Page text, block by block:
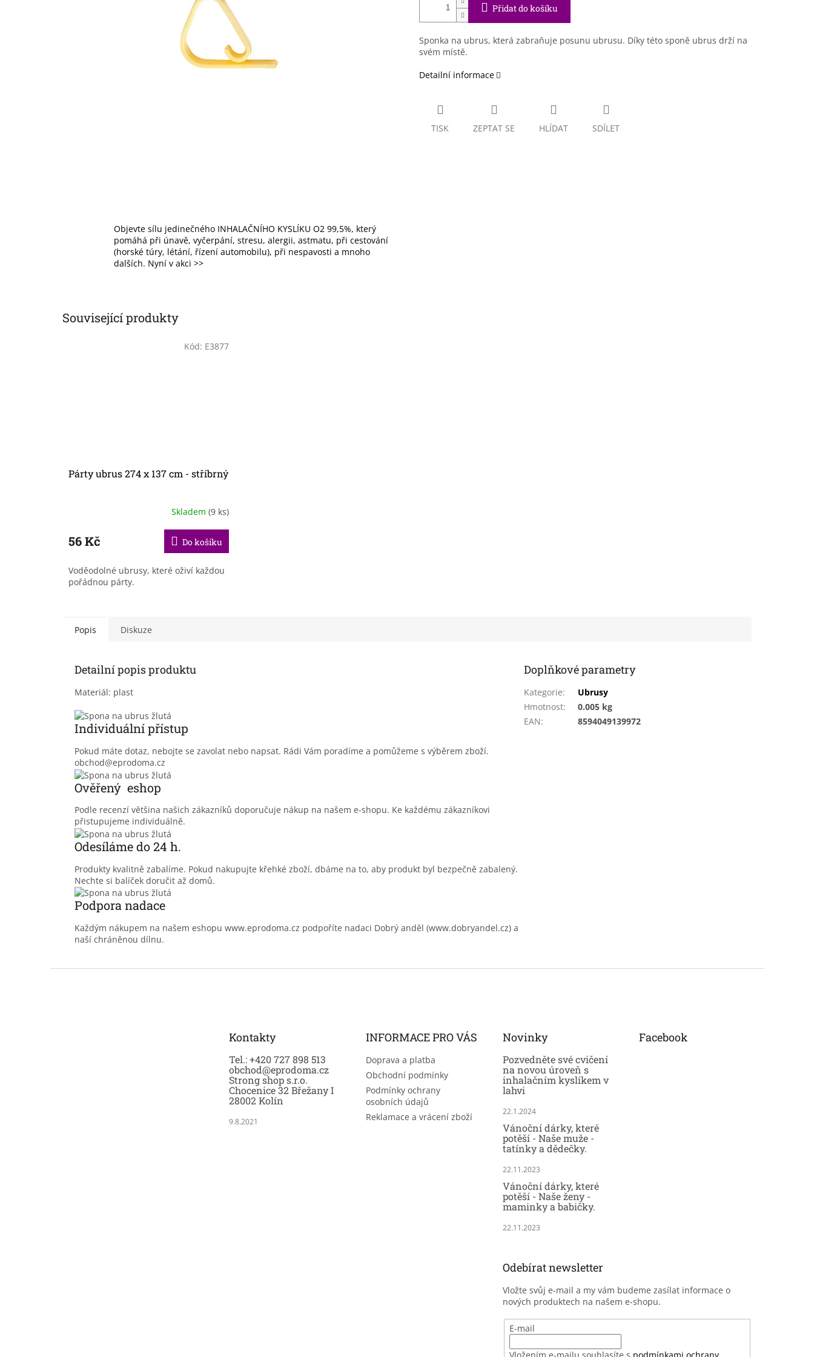
Přidat do košíku
Sponka na ubrus, která zabraňuje posunu ubrusu. Díky této sponě ubrus drží na
svém místě.
Detailní informace
TISK ZEPTAT SE HLÍDAT SDÍLET
Objevte sílu jedinečného INHALAČNÍHO KYSLÍKU O2 99,5%, který
pomáhá při únavě, vyčerpání, stresu, alergii, astmatu, při cestování
(horské túry, létání, řízení automobilu), při nespavosti a mnoho
dalších. Nyní v akci >>
Související produkty
Párty ubrus 274 x 137 cm - stříbrný
Skladem (9 ks)
56 Kč Do košíku
Voděodolné ubrusy, které oživí každou
pořádnou párty.
Kód: E3877
Popis Diskuze
Detailní popis produktu
Materiál: plast
Individuální přístup
Pokud máte dotaz, nebojte se zavolat nebo napsat. Rádi Vám poradíme a pomůžeme s výběrem zboží.
obchod@eprodoma.cz
Ověřený eshop
Podle recenzí většina našich zákazníků doporučuje nákup na našem e-shopu. Ke každému zákazníkovi
přistupujeme individuálně.
Odesíláme do 24 h.
Produkty kvalitně zabalíme. Pokud nakupujte křehké zboží, dbáme na to, aby produkt byl bezpečně zabalený.
Nechte si balíček doručit až domů.
Podpora nadace
Každým nákupem na našem eshopu www.eprodoma.cz podpoříte nadaci Dobrý anděl (www.dobryandel.cz) a
naší chráněnou dílnu.
Doplňkové parametry
Kategorie:
Ubrusy
Hmotnost:
0.005 kg
EAN: 8594049139972
Kontakty
Tel.: +420 727 898 513
obchod@eprodoma.cz
Strong shop s.r.o.
Chocenice 32 Břežany I
28002 Kolín
9.8.2021
INFORMACE PRO VÁS
Doprava a platba
Obchodní podmínky
Podmínky ochrany
osobních údajů
Reklamace a vrácení zboží
Novinky
Pozvedněte své cvičení
na novou úroveň s
inhalačním kyslíkem v
lahvi
22.1.2024
Vánoční dárky, které
potěší - Naše muže -
tatínky a dědečky.
22.11.2023
Vánoční dárky, které
potěší - Naše ženy -
maminky a babičky.
22.11.2023
Facebook
Odebírat newsletter
Vložte svůj e-mail a my vám budeme zasílat informace o
nových produktech na našem e-shopu.
E-mail